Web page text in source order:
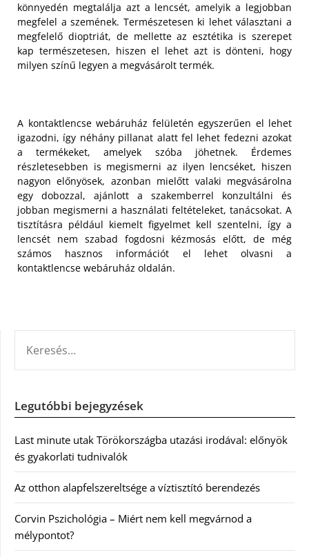
könnyedén megtalálja azt a lencsét, amelyik a legjobban
megfelel a szemének. Természetesen ki lehet választani a
megfelelő dioptriát, de mellette az esztétika is szerepet
kap természetesen, hiszen el lehet azt is dönteni, hogy
milyen színű legyen a megvásárolt termék.
A kontaktlencse webáruház felületén egyszerűen el lehet
igazodni, így néhány pillanat alatt fel lehet fedezni azokat
a termékeket, amelyek szóba jöhetnek. Érdemes
részletesebben is megismerni az ilyen lencséket, hiszen
nagyon előnyösek, azonban mielőtt valaki megvásárolna
egy dobozzal, ajánlott a szakemberrel konzultálni és
jobban megismerni a használati feltételeket, tanácsokat. A
tisztításra például kiemelt figyelmet kell szentelni, így a
lencsét nem szabad fogdosni kézmosás előtt, de még
számos hasznos információt el lehet olvasni a
kontaktlencse webáruház oldalán.
Legutóbbi bejegyzések
Last minute utak Törökországba utazási irodával: előnyök
és gyakorlati tudnivalók
Az otthon alapfelszereltsége a víztisztító berendezés
Corvin Pszichológia – Miért nem kell megvárnod a
mélypontot?